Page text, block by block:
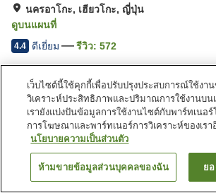
นครอาโกะ, เฮียวโกะ, ญี่ปุ่น
ดูบนแผนที่
4.4 ดีเยี่ยม รีวิว: 572
สิ่งอำนวยความสะดวกในที่พัก
ที่จอดรถ
ซาวน่า
สปา/บิวตี้ซาลอน
สระว่ายน้ำ
Ako Onsen Shiosai-Kirara Shokichiค้นหาห้องพัก
เว็บไซต์นี้ใช้คุกกี้เพื่อปรับปรุงประสบการณ์ใช้งา
วิเคราะห์ประสิทธิภาพและปริมาณการใช้งานบน
เรายังแบ่งปันข้อมูลการใช้งานไซต์กับพาร์ทเนอร์
การโฆษณาและพาร์ทเนอร์การวิเคราะห์ของเรา
นโยบายความเป็นส่วนตัว
ห้ามขายข้อมูลส่วนบุคคลของฉัน ย